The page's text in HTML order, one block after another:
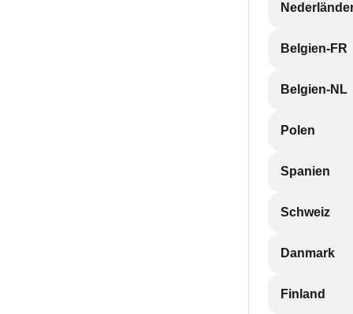
Belgien-FR
Belgien-NL
Polen
Spanien
Schweiz
Danmark
Finland